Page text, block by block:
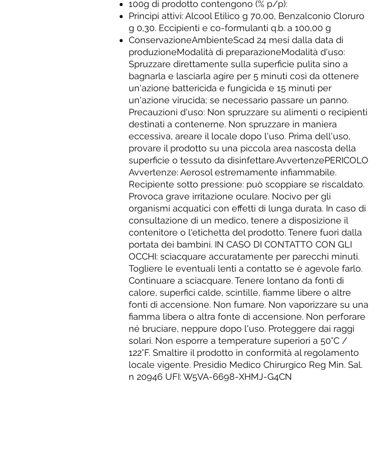
100g di prodotto contengono (% p/p):
Principi attivi: Alcool Etilico g 70,00, Benzalconio Cloruro
g 0,30. Eccipienti e co-formulanti q.b. a 100,00 g
ConservazioneAmbienteScad 24 mesi dalla data di
produzioneModalità di preparazioneModalità d'uso:
Spruzzare direttamente sulla superficie pulita sino a
bagnarla e lasciarla agire per 5 minuti così da ottenere
un'azione battericida e fungicida e 15 minuti per
un'azione virucida; se necessario passare un panno.
Precauzioni d'uso: Non spruzzare su alimenti o recipienti
destinati a contenerne. Non spruzzare in maniera
eccessiva, areare il locale dopo l'uso. Prima dell'uso,
provare il prodotto su una piccola area nascosta della
superficie o tessuto da disinfettare.AvvertenzePERICOLO
Avvertenze: Aerosol estremamente infiammabile.
Recipiente sotto pressione: può scoppiare se riscaldato.
Provoca grave irritazione oculare. Nocivo per gli
organismi acquatici con effetti di lunga durata. In caso di
consultazione di un medico, tenere a disposizione il
contenitore o l'etichetta del prodotto. Tenere fuori dalla
portata dei bambini. IN CASO DI CONTATTO CON GLI
OCCHI: sciacquare accuratamente per parecchi minuti.
Togliere le eventuali lenti a contatto se è agevole farlo.
Continuare a sciacquare. Tenere lontano da fonti di
calore, superfici calde, scintille, fiamme libere o altre
fonti di accensione. Non fumare. Non vaporizzare su una
fiamma libera o altra fonte di accensione. Non perforare
né bruciare, neppure dopo l'uso. Proteggere dai raggi
solari. Non esporre a temperature superiori a 50°C /
122°F. Smaltire il prodotto in conformità al regolamento
locale vigente. Presidio Medico Chirurgico Reg Min. Sal.
n 20946 UFI: W5VA-6698-XHMJ-G4CN